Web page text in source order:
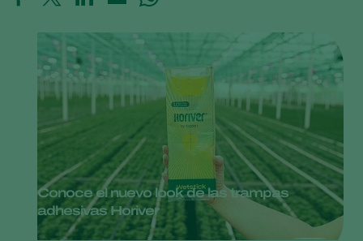
Conoce el nuevo look de las trampas
adhesivas Horiver